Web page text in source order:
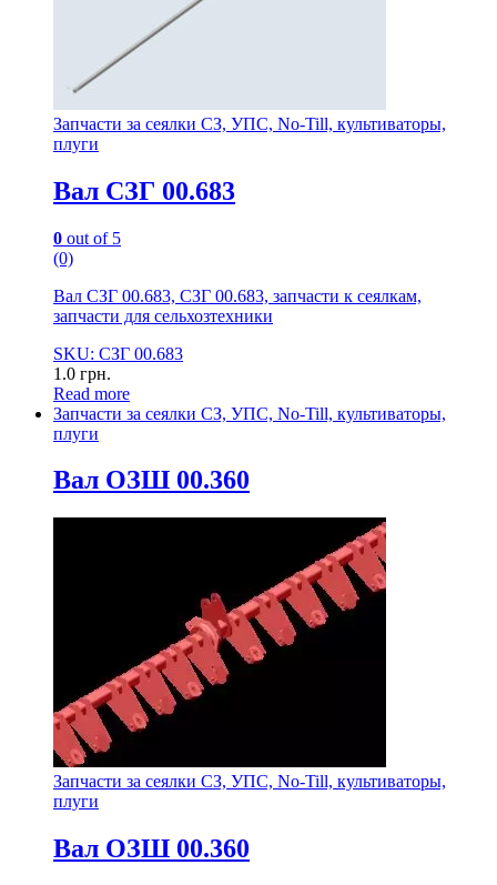
Запчасти за сеялки СЗ, УПС, No-Till, культиваторы,
плуги
Вал СЗГ 00.683
0 out of 5
(0)
Вал СЗГ 00.683, СЗГ 00.683, запчасти к сеялкам,
запчасти для сельхозтехники
SKU: СЗГ 00.683
1.0 грн.
Read more
Запчасти за сеялки СЗ, УПС, No-Till, культиваторы,
плуги
Вал ОЗШ 00.360
Запчасти за сеялки СЗ, УПС, No-Till, культиваторы,
плуги
Вал ОЗШ 00.360